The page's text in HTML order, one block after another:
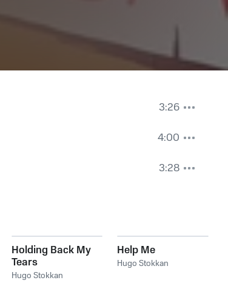
3:26
4:00
3:28
Holding Back My
Tears
Hugo Stokkan
Help Me
Hugo Stokkan